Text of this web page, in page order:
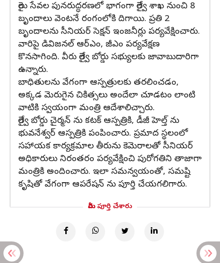
రైలు సేవల పునరుద్ధరణలో భాగంగా రైల్వే శాఖ నుంచి 8
బృందాలు వెంటనే రంగంలోకి దిగాయి. ప్రతి 2
బృందాలను సీనియర్ సెక్షన్ ఇంజనీర్లు పర్యవేక్షించారు.
వారిపై డివిజనల్ ఆర్ఎం, జీఎం పర్యవేక్షణ
కొనసాగింది. వీరు రైల్వే బోర్డు సభ్యులకు జావాబుదారిగా
ఉన్నారు.
బాధితులను వేగంగా ఆస్పత్రులకు తరలించడం,
అక్కడ మెరుగైన చికిత్సలు అందేలా చూడటం లాంటి
వాటికి స్వయంగా మంత్రి ఆదేశాలిచ్చారు.
రైల్వే బోర్డు చైర్మన్ ను కటక్ ఆస్పత్రికి, డీజీ హెల్త్ ను
భువనేశ్వర్ ఆస్పత్రికి పంపించారు. ప్రమాద స్థలంలో
సహాయక కార్యక్రమాల తీరును కెమెరాలతో సీనియర్
అధికారులు నిరంతరం పర్యవేక్షించి పురోగతిని తాజాగా
మంత్రికి అందించారు. ఇలా సమన్వయంతో, సమష్టి
కృషితో వేగంగా ఆపరేషన్ ను పూర్తి చేయగలిగారు.
మీరు పూర్తి చేశారు